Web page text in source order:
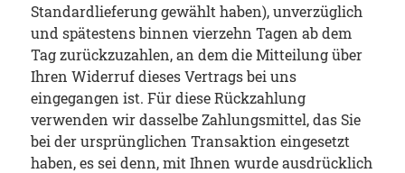
Standardlieferung gewählt haben), unverzüglich
und spätestens binnen vierzehn Tagen ab dem
Tag zurückzuzahlen, an dem die Mitteilung über
Ihren Widerruf dieses Vertrags bei uns
eingegangen ist. Für diese Rückzahlung
verwenden wir dasselbe Zahlungsmittel, das Sie
bei der ursprünglichen Transaktion eingesetzt
haben, es sei denn, mit Ihnen wurde ausdrücklich